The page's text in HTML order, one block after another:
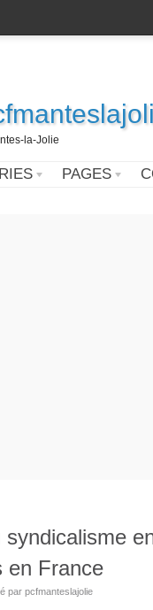
la-Jolie
PAGES
en France
par pcfmanteslajolie